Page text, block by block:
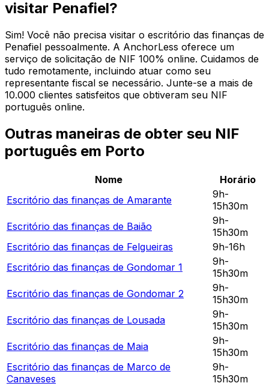
visitar Penafiel?
Sim! Você não precisa visitar o escritório das finanças de
Penafiel pessoalmente. A AnchorLess oferece um
serviço de solicitação de NIF 100% online. Cuidamos de
tudo remotamente, incluindo atuar como seu
representante fiscal se necessário. Junte-se a mais de
10.000 clientes satisfeitos que obtiveram seu NIF
português online.
Outras maneiras de obter seu NIF
português em Porto
Nome
Horário
Escritório das finanças de Amarante
9h-
15h30m
Escritório das finanças de Baião
9h-
15h30m
Escritório das finanças de Felgueiras
9h-16h
Escritório das finanças de Gondomar 1
9h-
15h30m
Escritório das finanças de Gondomar 2
9h-
15h30m
Escritório das finanças de Lousada
9h-
15h30m
Escritório das finanças de Maia
9h-
15h30m
Escritório das finanças de Marco de
Canaveses
9h-
15h30m